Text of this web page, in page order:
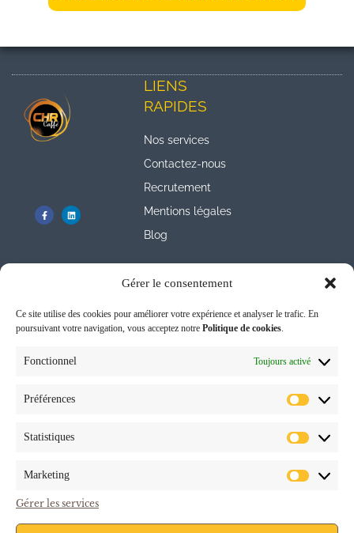
Gérer le consentement
Ce site utilise des cookies pour améliorer votre expérience et analyser le trafic. En
poursuivant votre navigation, vous acceptez notre Politique de cookies
Fonctionnel Toujours activé
Préférences
Statistiques
Marketing
Gérer les services
LIENS
RAPIDES
Nos services
Contactez-nous
Recrutement
Mentions légales
Blog
Recevez notre
Newsletter
pour être informé des